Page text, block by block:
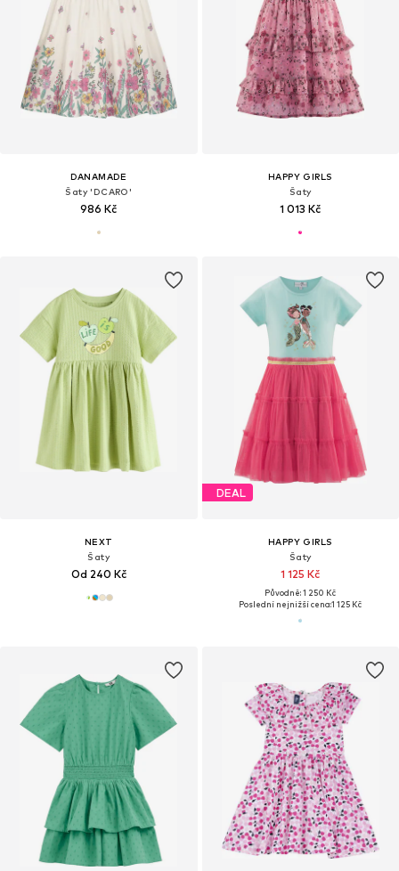
DANAMADE
Šaty 'DCARO'
986 Kč
HAPPY GIRLS
Šaty
1 013 Kč
NEXT
Šaty
Od 240 Kč
DEAL
HAPPY GIRLS
Šaty
1 125 Kč
Původně: 1 250 Kč
Poslední nejnižší cena:1 125 Kč